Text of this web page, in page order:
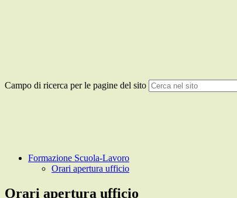
Campo di ricerca per le pagine del sito
Formazione Scuola-Lavoro
Orari apertura ufficio
Orari apertura ufficio